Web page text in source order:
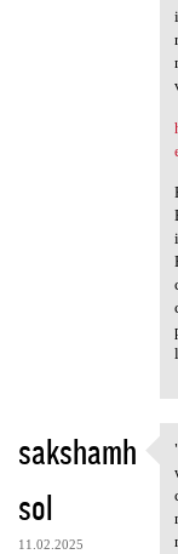
sakshamh
sol
11.02.2025